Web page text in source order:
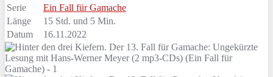
Serie
Ein Fall für Gamache
Länge
15 Std. und 5 Min.
Datum
16.11.2022